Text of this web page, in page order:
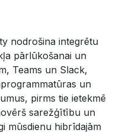
nodrošina integrētu
pārlūkošanai un
Teams un Slack,
un
pirms tie ietekmē
sarežģītību un
mūsdienu hibrīdajām